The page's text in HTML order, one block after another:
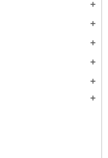
add
add
add
add
add
add